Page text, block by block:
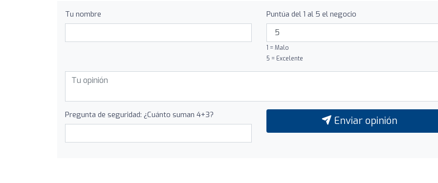
Tu nombre Puntúa del 1 al 5 el negocio
1 = Malo
5 = Excelente
Pregunta de seguridad: ¿Cuánto suman 4+3? Enviar opinión